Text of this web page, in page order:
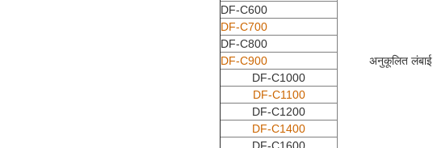
अनुकूलित लंबाई
DF-C600
DF-C700
DF-C800
DF-C900
DF-C1000
DF-C1100
DF-C1200
DF-C1400